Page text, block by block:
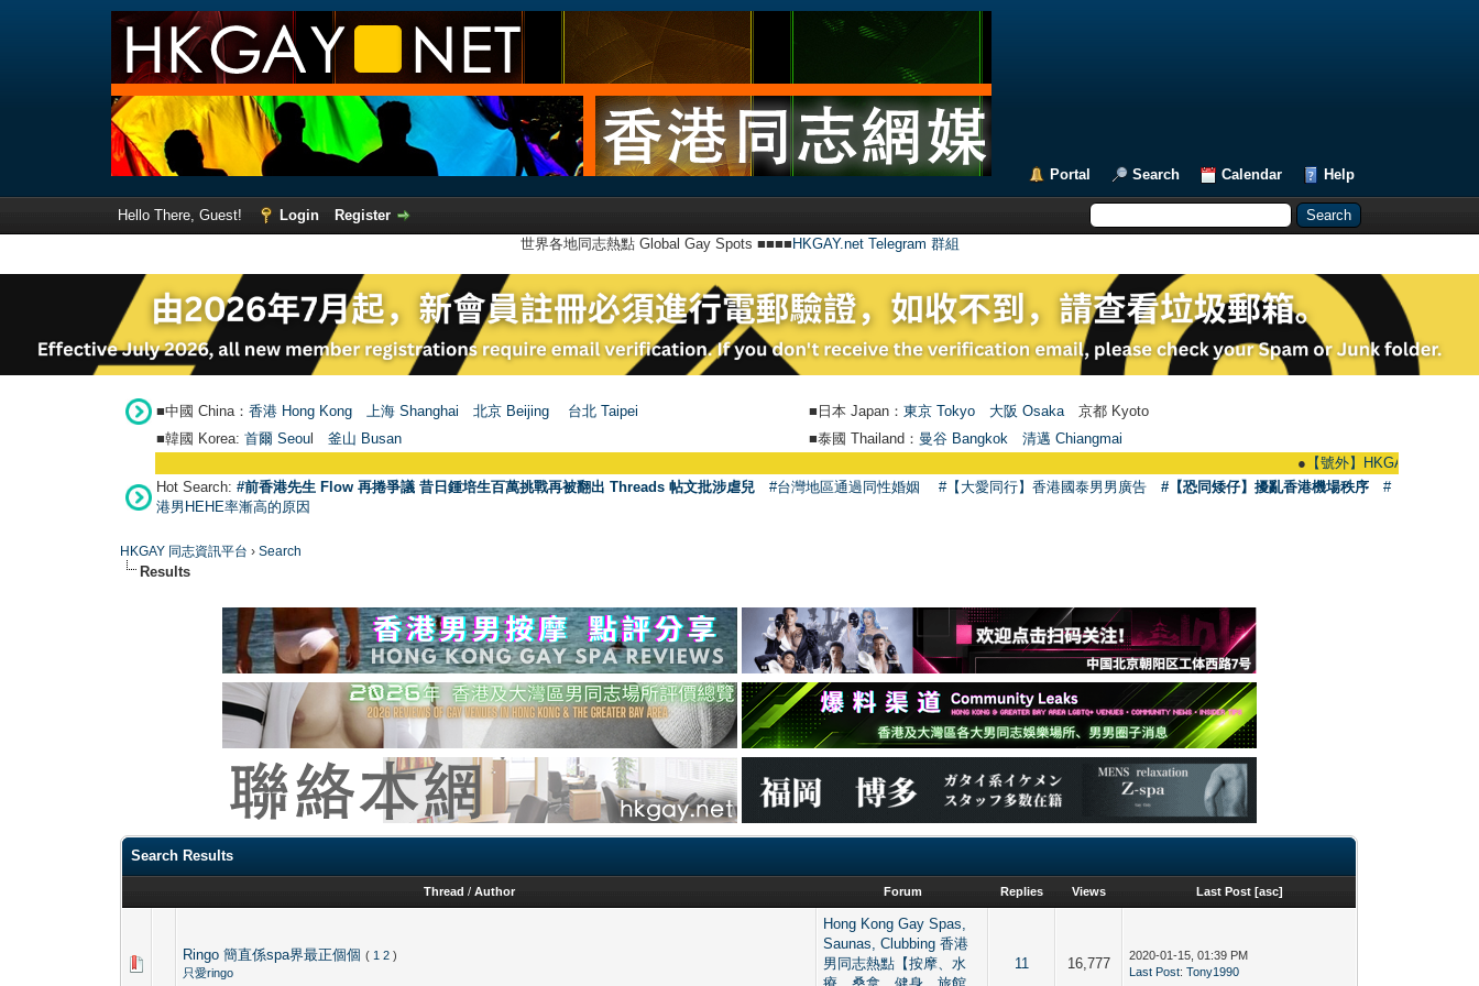
Portal Search Calendar Help
Hello There, Guest! Login
Register
世界各地同志熱點 Global Gay Spots ■■■■ HKGAY.net Telegram 群組
■中國 China： 香港 Hong Kong 上海 Shanghai 北京 Beijing 台北 Taipei ■日本 Japan： 東京 Tokyo 大阪 Osaka 京都 Kyoto
■韓國 Korea: 首爾 Seou 釜山 Busan ■泰國 Thailand： 曼谷 Bangkok
清邁 Chiangmai
【號外】HKGAY.net已啟動
Hot Search: #前香港先生 Flow 再捲爭議 昔日鍾培生百萬挑戰再被翻出 Threads 帖文批涉虐兒 #台灣地區通過同性婚姻 #【大愛同行】香港國泰男男廣告 #【恐同矮仔】擾亂香港機場秩序
#
港男HEHE率漸高的原因
HKGAY 同志資訊平台 ›Search
Results
Search Results
Thread /Author Forum Replies Views Last Post [asc]
Ringo 簡直係spa界最正個個 ( 1 2 )
只愛ringo
Hong Kong Gay Spas,
Saunas, Clubbing 香港
男同志熱點【按摩、水
11 16,777
2020-01-15, 01:39 PM
Last Post:Tony1990